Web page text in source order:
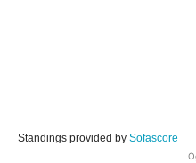
Standings provided by Sofascore